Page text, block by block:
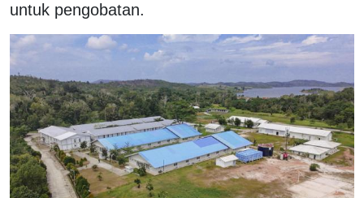
untuk pengobatan.